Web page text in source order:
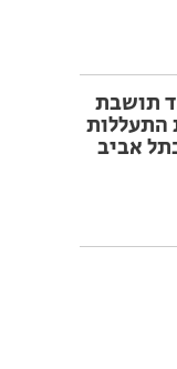
תושבת
התעללות
אביב